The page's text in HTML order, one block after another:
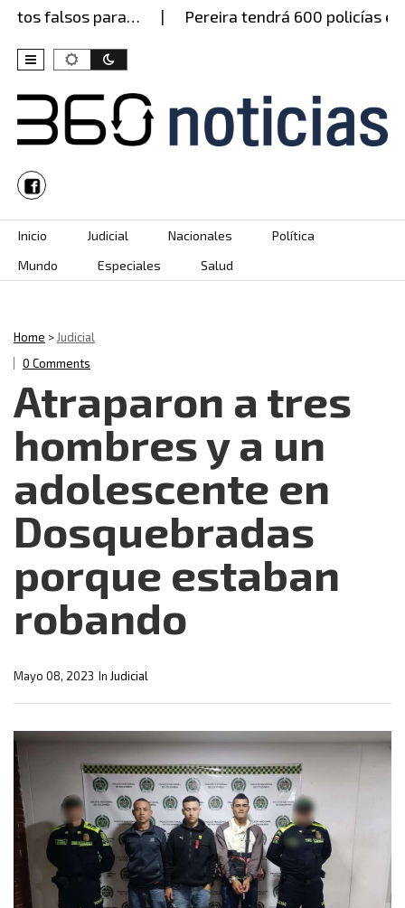
falsos para… Pereira tendrá 600 policías este
Skip to content
Inicio Judicial Nacionales
Política
Mundo
Especiales Salud
Home >Judicial
0 Comments
Atraparon a tres
hombres y a un
adolescente en
Dosquebradas
porque estaban
robando
In Judicial
Mayo 08, 2023